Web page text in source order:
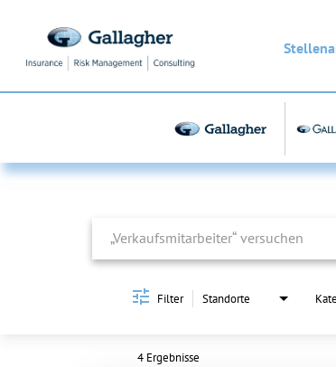
Job Search Page
Filter Standorte
4 Ergebnisse